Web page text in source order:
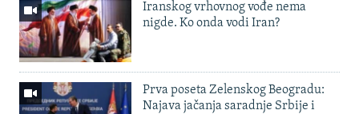
Iranskog vrhovnog vođe nema
nigde. Ko onda vodi Iran?
Prva poseta Zelenskog Beogradu:
Najava jačanja saradnje Srbije i